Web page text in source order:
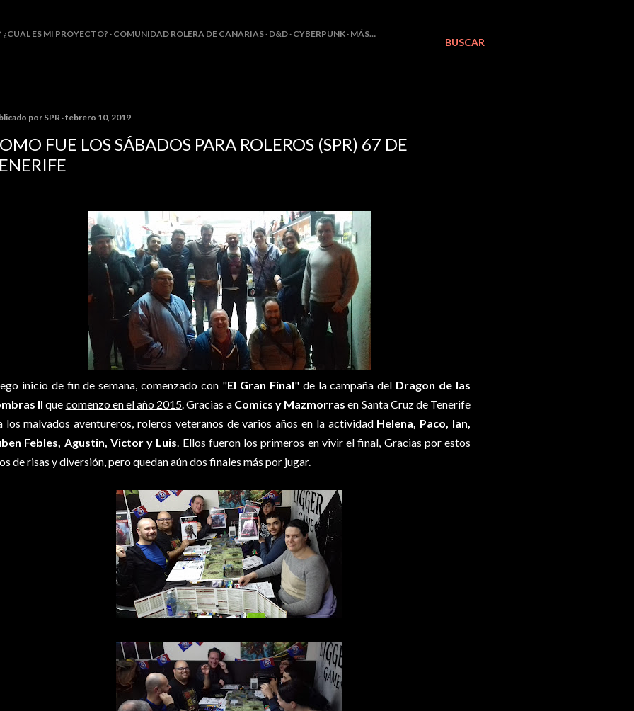
BUSCAR
¿CUAL ES MI PROYECTO? COMUNIDAD ROLERA DE CANARIAS D&D CYBERPUNK MÁS…
por SPR febrero 10, 2019
FUE LOS SÁBADOS PARA ROLEROS (SPR) 67 DE
inicio de fin de semana, comenzado con "El Gran Final" de la campaña del Dragon de las
II que comenzo en el año 2015. Gracias a Comics y Mazmorras en Santa Cruz de Tenerife
los malvados aventureros, roleros veteranos de varios años en la actividad Helena, Paco, Ian,
Febles, Agustin, Victor y Luis. Ellos fueron los primeros en vivir el final, Gracias por estos
de risas y diversión, pero quedan aún dos finales más por jugar.